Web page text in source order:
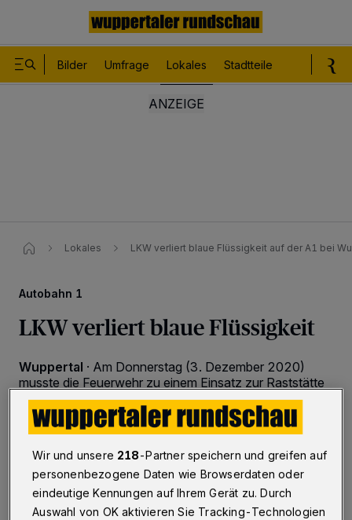
Bilder Umfrage Lokales Stadtteile
Lokales LKW verliert blaue Flüssigkeit auf der A1 bei
Autobahn 1
LKW verliert blaue Flüssigkeit
Wuppertal · Am Donnerstag (3. Dezember 2020)
musste die Feuerwehr zu einem Einsatz zur Raststätte
Ost auf die Autobahn 1 ausrücken. Aus einem
Lastwagen war vom Fahrer unbemerkt eine blaue
Flüssigkeit ausgetreten, die Spur zog sich bis nach
04.12.2020 , 09:08 Uhr Eine Minute Lesezeit
Wir und unsere 218-Partner speichern und greifen auf
personenbezogene Daten wie Browserdaten oder
eindeutige Kennungen auf Ihrem Gerät zu. Durch
Auswahl von OK aktivieren Sie Tracking-Technologien